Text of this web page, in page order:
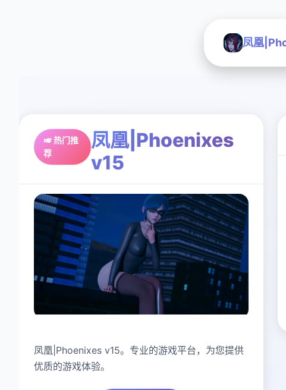
凤凰
🎺 热门推
荐
凤凰|Phoenixes
v15
凤凰|Phoenixes v15。专业的游戏平台，为您提供
优质的游戏体验。